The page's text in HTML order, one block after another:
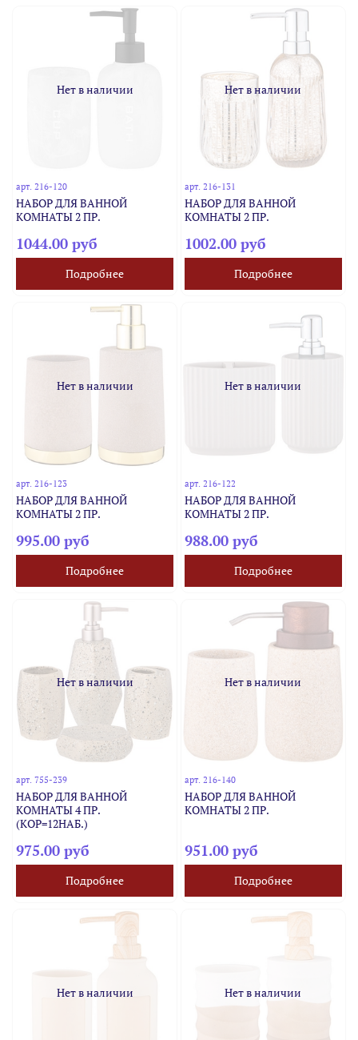
Нет в наличии
арт.216-120
НАБОР ДЛЯ ВАННОЙ
КОМНАТЫ 2 ПР.
1044.00 руб
Подробнее
Нет в наличии
арт. 216-131
НАБОР ДЛЯ ВАННОЙ
КОМНАТЫ 2 ПР.
1002.00 руб
Подробнее
Нет в наличии
арт. 216-123
НАБОР ДЛЯ ВАННОЙ
КОМНАТЫ 2 ПР.
995.00 руб
Подробнее
Нет в наличии
арт. 216-122
НАБОР ДЛЯ ВАННОЙ
КОМНАТЫ 2 ПР.
988.00 руб
Подробнее
Нет в наличии
арт.755-239
НАБОР ДЛЯ ВАННОЙ
КОМНАТЫ 4 ПР.
(КОР=12НАБ.)
975.00 руб
Подробнее
Нет в наличии
арт. 216-140
НАБОР ДЛЯ ВАННОЙ
КОМНАТЫ 2 ПР.
951.00 руб
Подробнее
Нет в наличии Нет в наличии